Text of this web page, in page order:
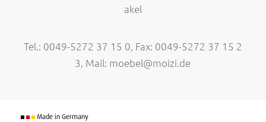
akel
Tel.: 0049-5272 37 15 0, Fax: 0049-5272 37 15 2
3, Mail: moebel@moizi.de